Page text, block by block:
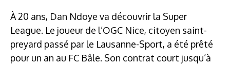
À 20 ans, Dan Ndoye va découvrir la Super
League. Le joueur de l’OGC Nice, citoyen saint-
preyard passé par le Lausanne-Sport, a été prêté
pour un an au FC Bâle. Son contrat court jusqu’à